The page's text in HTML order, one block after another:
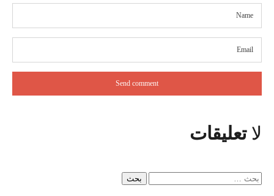
لاتعليقات
البحث